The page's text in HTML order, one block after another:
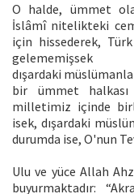
O halde, ümmet
İslâmî nitelikteki
için hissederek,
gelememişsek
dışardaki
bir ümmet
milletimiz içinde
isek, dışardaki
durumda ise, O'nun
Ulu ve yüce Allah
buyurmaktadır: